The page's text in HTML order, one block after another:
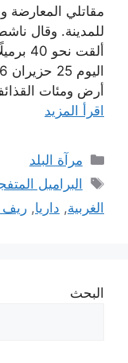
مقاتلي المعارضة
للمدينة. وقال
ألقت
أرض ومئات
اقرأ المزيد
التصنيفات
مرآة البلد
الوسوم
البراميل
الغربية, داريا,
البحث